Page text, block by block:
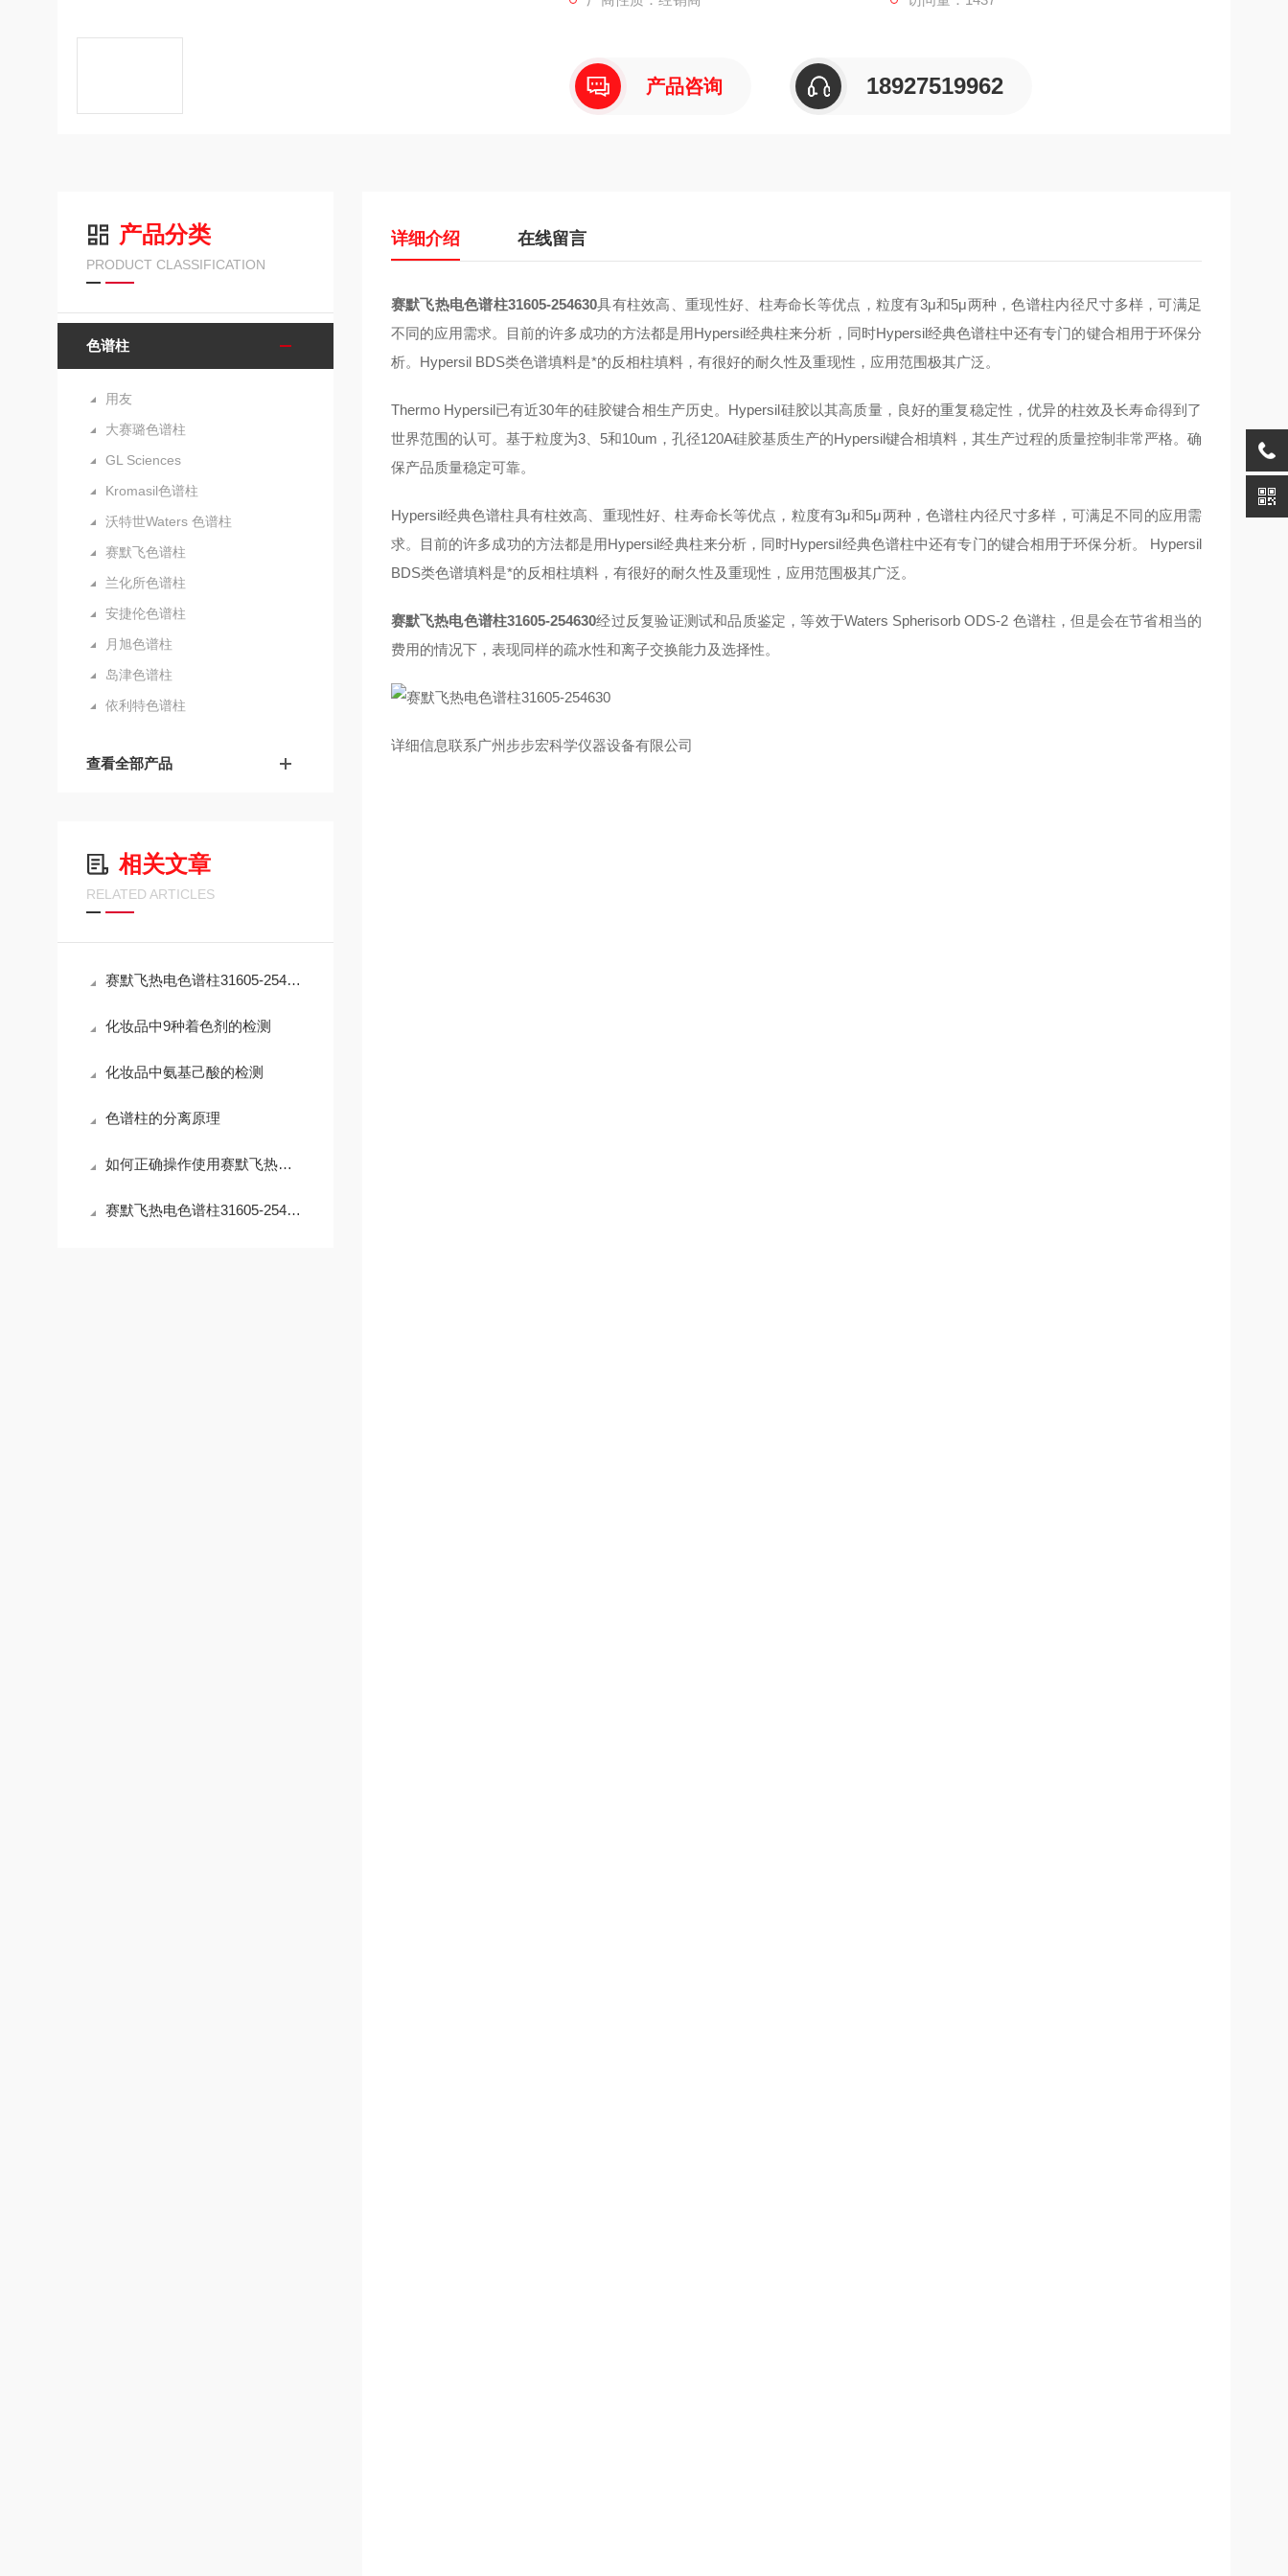
产品咨询 18927519962
产品分类
PRODUCT CLASSIFICATION
色谱柱
用友
大赛璐色谱柱
GL Sciences
Kromasil色谱柱
沃特世Waters 色谱柱
赛默飞色谱柱
兰化所色谱柱
安捷伦色谱柱
月旭色谱柱
岛津色谱柱
依利特色谱柱
查看全部产品
相关文章
RELATED ARTICLES
赛默飞热电色谱柱31605-254630的使用注意事项
化妆品中9种着色剂的检测
化妆品中氨基己酸的检测
色谱柱的分离原理
如何正确操作使用赛默飞热电色谱柱31605-254630？
赛默飞热电色谱柱31605-254630是用于气相色谱分析的柱子
详细介绍 在线留言
赛默飞热电色谱柱31605-254630具有柱效高、重现性好、柱寿命长等优点，粒度有3μ和5μ两种，色谱柱内径尺寸多样，可满足
不同的应用需求。目前的许多成功的方法都是用Hypersil经典柱来分析，同时Hypersil经典色谱柱中还有专门的键合相用于环保分
析。Hypersil BDS类色谱填料是*的反相柱填料，有很好的耐久性及重现性，应用范围极其广泛。
Thermo Hypersil已有近30年的硅胶键合相生产历史。Hypersil硅胶以其高质量，良好的重复稳定性，优异的柱效及长寿命得到了
世界范围的认可。基于粒度为3、5和10um，孔径120A硅胶基质生产的Hypersil键合相填料，其生产过程的质量控制非常严格。确
保产品质量稳定可靠。
Hypersil经典色谱柱具有柱效高、重现性好、柱寿命长等优点，粒度有3μ和5μ两种，色谱柱内径尺寸多样，可满足不同的应用需
求。目前的许多成功的方法都是用Hypersil经典柱来分析，同时Hypersil经典色谱柱中还有专门的键合相用于环保分析。 Hypersil
BDS类色谱填料是*的反相柱填料，有很好的耐久性及重现性，应用范围极其广泛。
赛默飞热电色谱柱31605-254630经过反复验证测试和品质鉴定，等效于Waters Spherisorb ODS-2 色谱柱，但是会在节省相当的
费用的情况下，表现同样的疏水性和离子交换能力及选择性。
详细信息联系广州步步宏科学仪器设备有限公司